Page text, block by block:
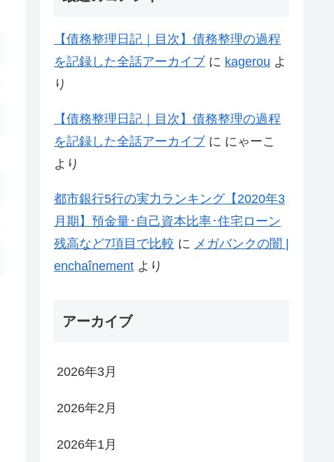
【債務整理日記｜目次】債務整理の過程
を記録した全話アーカイブ に kagerou よ
り
【債務整理日記｜目次】債務整理の過程
を記録した全話アーカイブ に にゃーこ
より
都市銀行5行の実力ランキング【2020年3
月期】預金量･自己資本比率･住宅ローン
残高など7項目で比較 に メガバンクの闇 |
enchaînement より
アーカイブ
2026年3月
2026年2月
2026年1月